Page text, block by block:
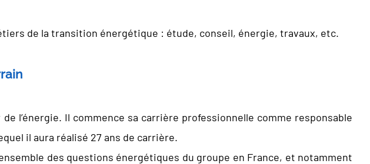
de la transition énergétique : étude, conseil, énergie, travaux, etc.
l’énergie. Il commence sa carrière professionnelle comme responsable
il aura réalisé 27 ans de carrière.
des questions énergétiques du groupe en France, et notamment